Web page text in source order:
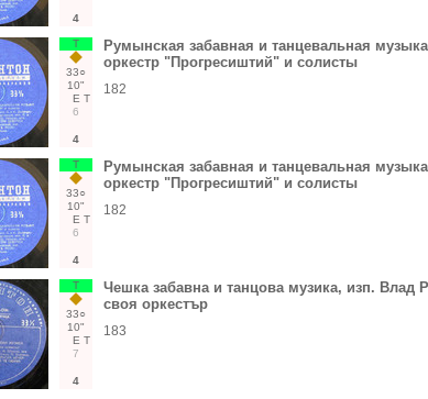
4
Т
33○
10"
Е Т
6
4
Румынская забавная и танцевальная
оркестр "Прогресиштий" и солисты
182
Т
33○
10"
Е Т
6
4
Румынская забавная и танцевальная
оркестр "Прогресиштий" и солисты
182
Т
33○
10"
Е Т
7
4
Чешка забавна и танцова музика, изп. Влад
своя оркестър
183